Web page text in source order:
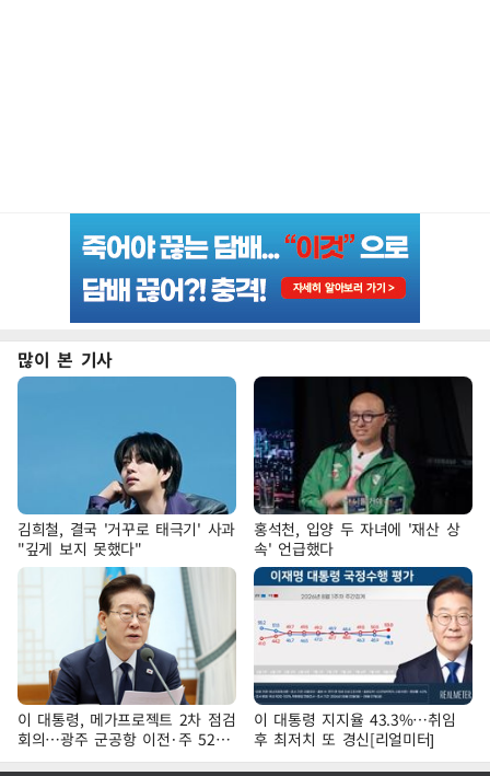
많이 본 기사
김희철, 결국 '거꾸로 태극기' 사과
"깊게 보지 못했다"
홍석천, 입양 두 자녀에 '재산 상
속' 언급했다
이 대통령, 메가프로젝트 2차 점검
회의…광주 군공항 이전·주 52시
간 예외 등 논의
이 대통령 지지율 43.3%…취임
후 최저치 또 경신[리얼미터]